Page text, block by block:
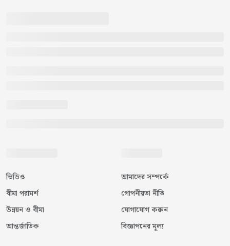
ভিডিও
বীমা পরামর্শ
উন্নয়ন ও বীমা
আন্তর্জাতিক
আমাদের সম্পর্কে
গোপনীয়তা নীতি
যোগাযোগ করুন
বিজ্ঞাপনের মূল্য